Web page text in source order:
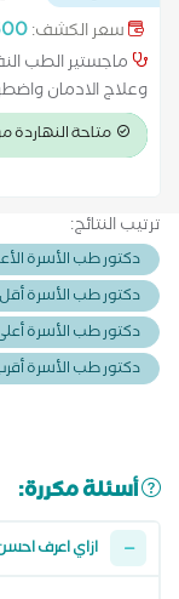
سعر الكشف:
ماجستير الطب
وعلاج الادمان
اول الطب النفسي و
جامعه القاهره
الجودانيه,المشاكل
متاحة النهاردة من 3:00
ترتيب النتائج:
دكتور طب الأسرة
دكتور طب الأسرة
دكتور طب الأسرة
دكتور طب الأسرة
أسئلة مكررة:
ازاي اعرف